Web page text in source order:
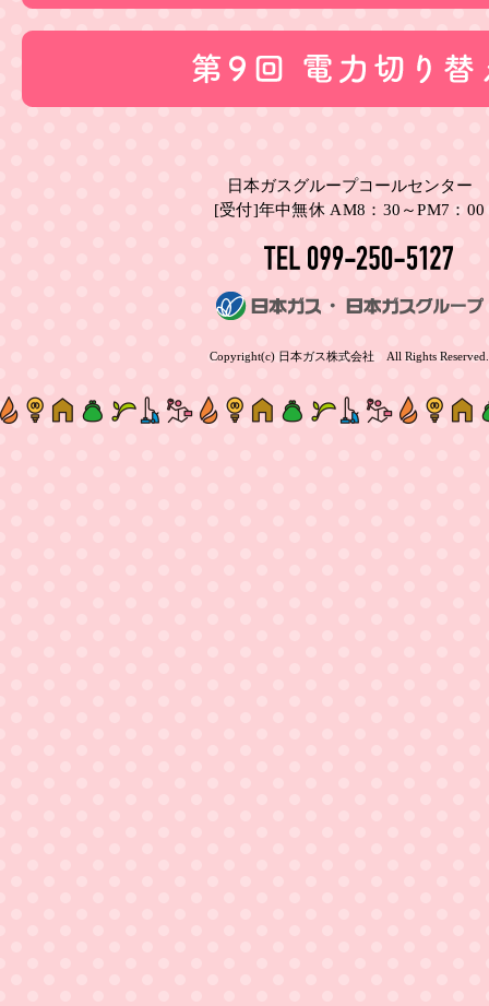
日本ガスグループコールセンター
[受付]年中無休 AM8：30～PM7：00
Copyright(c) 日本ガス株式会社 All Rights Reserved.